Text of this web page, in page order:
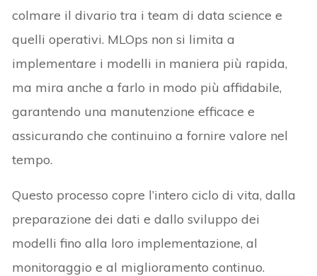
colmare il divario tra i team di data science e
quelli operativi. MLOps non si limita a
implementare i modelli in maniera più rapida,
ma mira anche a farlo in modo più affidabile,
garantendo una manutenzione efficace e
assicurando che continuino a fornire valore nel
tempo.
Questo processo copre l’intero ciclo di vita, dalla
preparazione dei dati e dallo sviluppo dei
modelli fino alla loro implementazione, al
monitoraggio e al miglioramento continuo.